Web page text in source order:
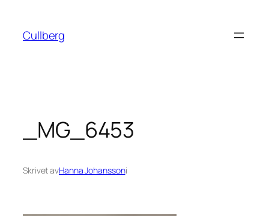
innehåll
Cullberg
_MG_6453
Skrivet avHanna Johanssoni